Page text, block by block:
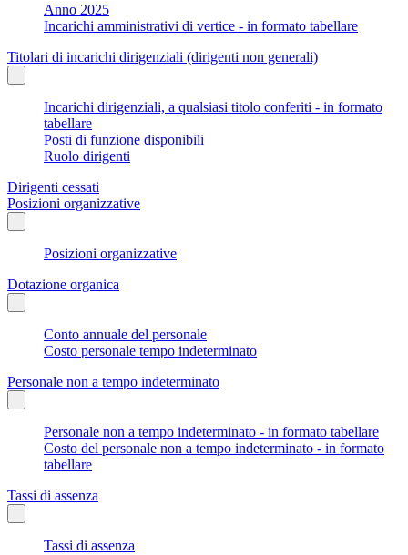
Anno 2025
Incarichi amministrativi di vertice - in formato tabellare
Titolari di incarichi dirigenziali (dirigenti non generali)
Incarichi dirigenziali, a qualsiasi titolo conferiti - in formato
tabellare
Posti di funzione disponibili
Ruolo dirigenti
Dirigenti cessati
Posizioni organizzative
Posizioni organizzative
Dotazione organica
Conto annuale del personale
Costo personale tempo indeterminato
Personale non a tempo indeterminato
Personale non a tempo indeterminato - in formato tabellare
Costo del personale non a tempo indeterminato - in formato
tabellare
Tassi di assenza
Tassi di assenza